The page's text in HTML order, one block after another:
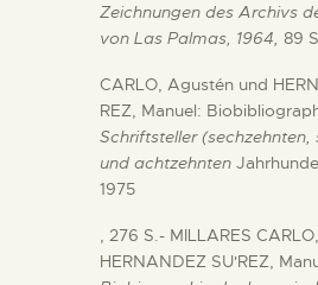
Zeichnungen des Archivs
von Las Palmas, 1964, 89
CARLO, Agustén und
REZ, Manuel:
Schriftsteller (sechzehnten,
und achtzehnten
1975
, 276 S.- MILLARES
HERNANDEZ SU'REZ,